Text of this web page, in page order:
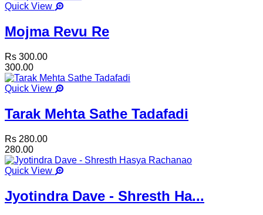
Quick View
Mojma Revu Re
Rs 300.00
300.00
Quick View
Tarak Mehta Sathe Tadafadi
Rs 280.00
280.00
Quick View
Jyotindra Dave - Shresth Ha...